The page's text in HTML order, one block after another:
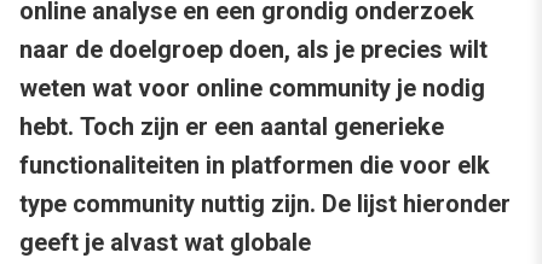
online analyse en een grondig onderzoek
naar de doelgroep doen, als je precies wilt
weten wat voor online community je nodig
hebt. Toch zijn er een aantal generieke
functionaliteiten in platformen die voor elk
type community nuttig zijn. De lijst hieronder
geeft je alvast wat globale